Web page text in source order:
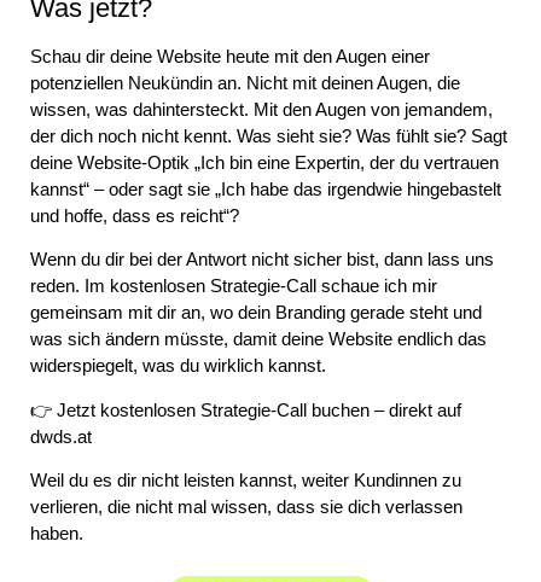
Was jetzt?
Schau dir deine Website heute mit den Augen einer
potenziellen Neukündin an. Nicht mit deinen Augen, die
wissen, was dahintersteckt. Mit den Augen von jemandem,
der dich noch nicht kennt. Was sieht sie? Was fühlt sie? Sagt
deine Website-Optik „Ich bin eine Expertin, der du vertrauen
kannst“ – oder sagt sie „Ich habe das irgendwie hingebastelt
und hoffe, dass es reicht“?
Wenn du dir bei der Antwort nicht sicher bist, dann lass uns
reden. Im kostenlosen Strategie-Call schaue ich mir
gemeinsam mit dir an, wo dein Branding gerade steht und
was sich ändern müsste, damit deine Website endlich das
widerspiegelt, was du wirklich kannst.
👉 Jetzt kostenlosen Strategie-Call buchen – direkt auf
dwds.at
Weil du es dir nicht leisten kannst, weiter Kundinnen zu
verlieren, die nicht mal wissen, dass sie dich verlassen
haben.